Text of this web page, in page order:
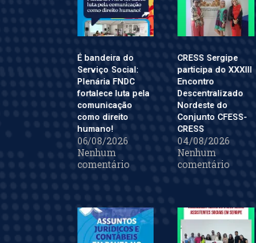
É bandeira do
Serviço Social:
Plenária FNDC
fortalece luta pela
comunicação
como direito
humano!
06/08/2026
Nenhum
comentário
CRESS Sergipe
participa do XXXIII
Encontro
Descentralizado
Nordeste do
Conjunto CFESS-
CRESS
04/08/2026
Nenhum
comentário